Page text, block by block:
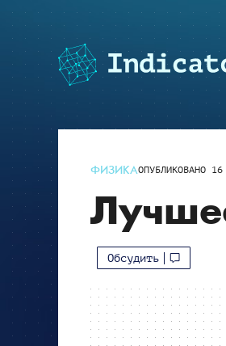
ФИЗИКАОПУБЛИКОВАНО
Обсудить